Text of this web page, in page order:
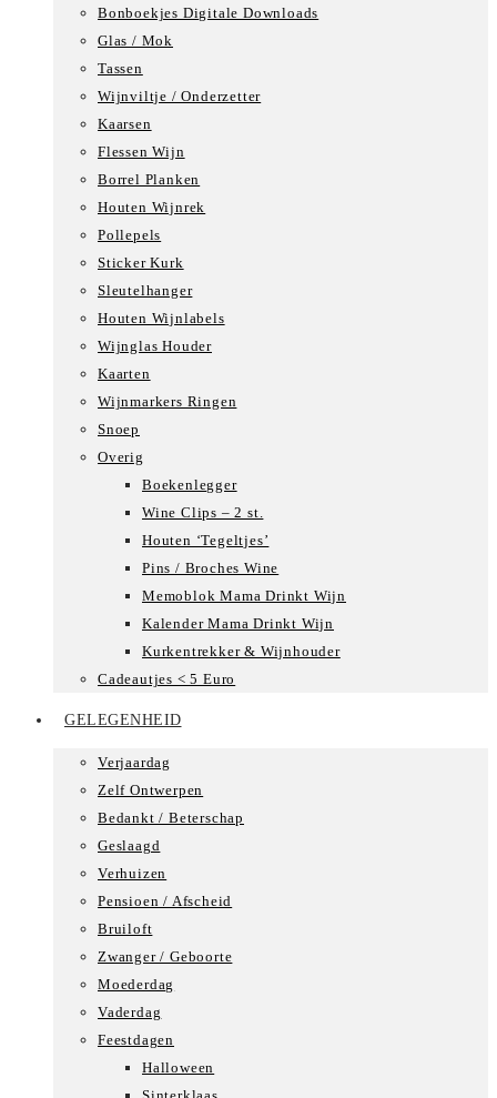
Bonboekjes Digitale Downloads
Glas / Mok
Tassen
Wijnviltje / Onderzetter
Kaarsen
Flessen Wijn
Borrel Planken
Houten Wijnrek
Pollepels
Sticker Kurk
Sleutelhanger
Houten Wijnlabels
Wijnglas Houder
Kaarten
Wijnmarkers Ringen
Snoep
Overig
Boekenlegger
Wine Clips – 2 st.
Houten ‘Tegeltjes’
Pins / Broches Wine
Memoblok Mama Drinkt Wijn
Kalender Mama Drinkt Wijn
Kurkentrekker & Wijnhouder
Cadeautjes < 5 Euro
GELEGENHEID
Verjaardag
Zelf Ontwerpen
Bedankt / Beterschap
Geslaagd
Verhuizen
Pensioen / Afscheid
Bruiloft
Zwanger / Geboorte
Moederdag
Vaderdag
Feestdagen
Halloween